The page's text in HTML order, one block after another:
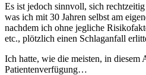
Es ist jedoch sinnvoll, sich
was ich mit 30 Jahren selbst am
nachdem ich ohne jegliche
etc., plötzlich einen Schlaganfall
Ich hatte, wie die meisten, in diesem
Patientenverfügung…